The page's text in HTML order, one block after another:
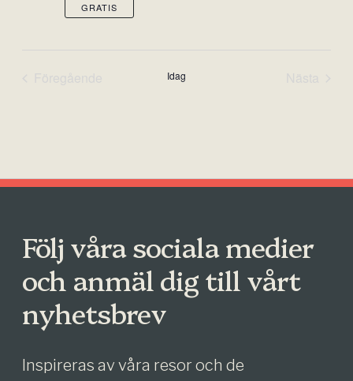
GRATIS
Idag
Följ våra sociala medier
och anmäl dig till vårt
nyhetsbrev
Inspireras av våra resor och de